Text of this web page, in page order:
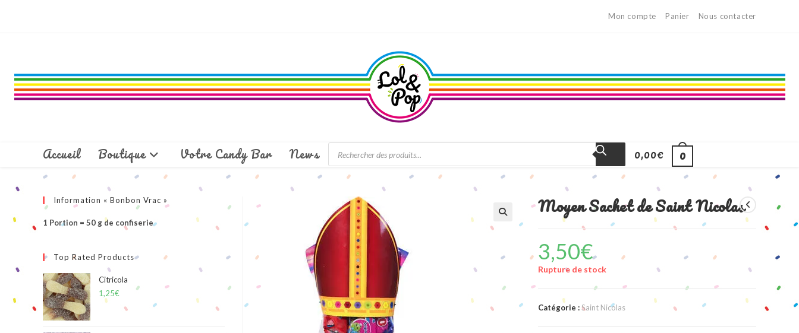
Mon compte Panier Nous contacter
Accueil Boutique Votre Candy Bar News
de
produits
0,00€ 0
Moyen Sachet de Saint Nicolas
3,50€
Rupture de stock
Catégorie :Saint Nicolas
Information « Bonbon Vrac »
1 Portion = 50 g de confiserie
Top Rated Products
Citricola
1,25€